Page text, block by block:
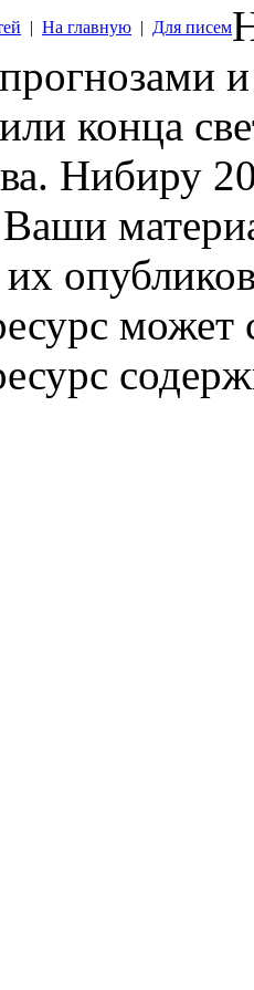
| На главную | Для писем
конца
Нибиру
может